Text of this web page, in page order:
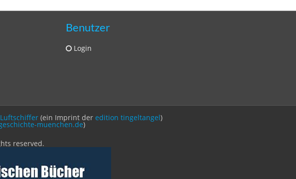
Benutzer
Login
(ein Imprint der edition tingeltangel)
muenchen.de)
reserved.